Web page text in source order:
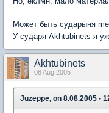
Может быть сударыня
У сударя Akhtubinets я
Akhtubinets
08 Aug 2005
Juzeppe, on 8.08.2005 -